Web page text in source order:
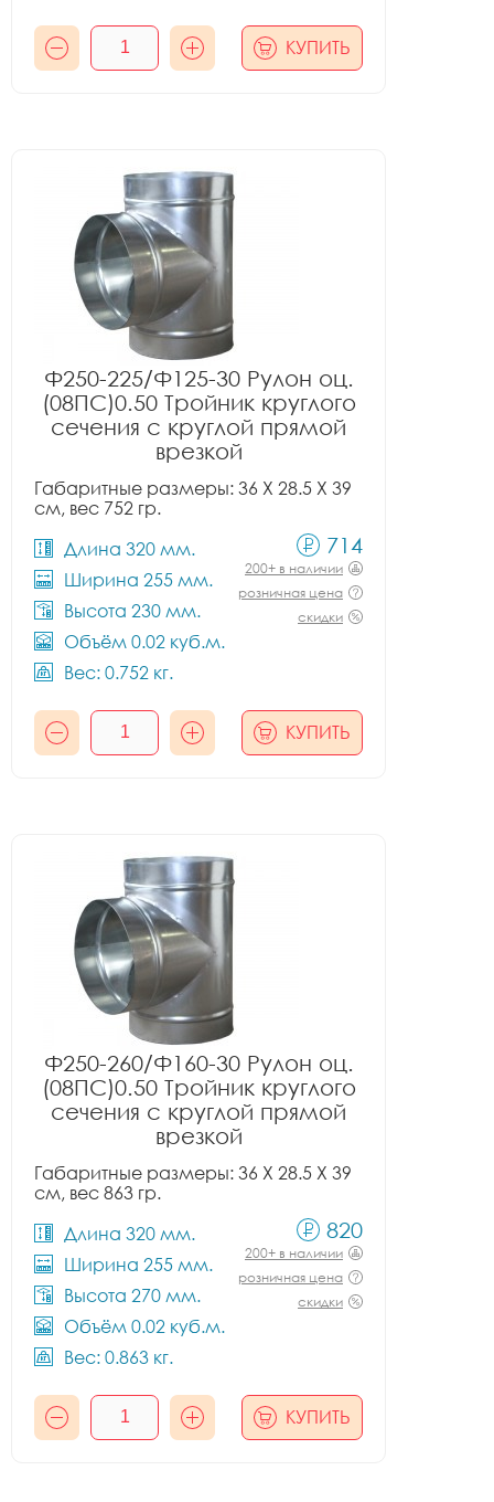
КУПИТЬ
Ф250-225/Ф125-30 Рулон оц.
(08ПС)0.50 Тройник круглого
сечения с круглой прямой
врезкой
Габаритные размеры: 36 X 28.5 X 39
см, вес 752 гр.
Длина 320 мм.
Ширина 255 мм.
Высота 230 мм.
Объём 0.02 куб.м.
Вес: 0.752 кг.
714
200+ в наличии
розничная цена
скидки
КУПИТЬ
Ф250-260/Ф160-30 Рулон оц.
(08ПС)0.50 Тройник круглого
сечения с круглой прямой
врезкой
Габаритные размеры: 36 X 28.5 X 39
см, вес 863 гр.
Длина 320 мм.
Ширина 255 мм.
Высота 270 мм.
Объём 0.02 куб.м.
Вес: 0.863 кг.
820
200+ в наличии
розничная цена
скидки
КУПИТЬ